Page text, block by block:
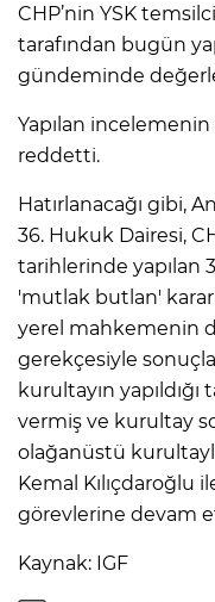
CHP’nin YSK
tarafından bugün
gündeminde
Yapılan incelemenin
reddetti.
Hatırlanacağı gibi,
36. Hukuk Dairesi,
tarihlerinde yapılan
'mutlak butlan'
yerel mahkemenin
gerekçesiyle
kurultayın
vermiş ve kurultay
olağanüstü
Kemal Kılıçdaroğlu
görevlerine devam
Kaynak: IGF